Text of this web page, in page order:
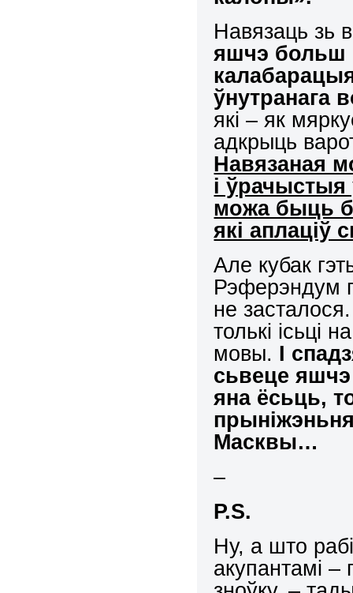
Навязаць зь
яшчэ больш
ўнутранага
які – як
адкрыць
Навязаная
і ўрачыстыя
можа быць
які
Але кубак
Рэферэндум
не
толькі ісьці
мовы. І
сьвеце яшчэ
яна ёсьць,
Масквы…
–
P.S.
Ну, а што
акупантамі